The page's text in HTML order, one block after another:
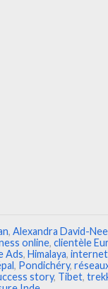
, Alexandra David-
online, clientèle
Ads, Himalaya, internet
, Pondichéry,
story, Tibet,